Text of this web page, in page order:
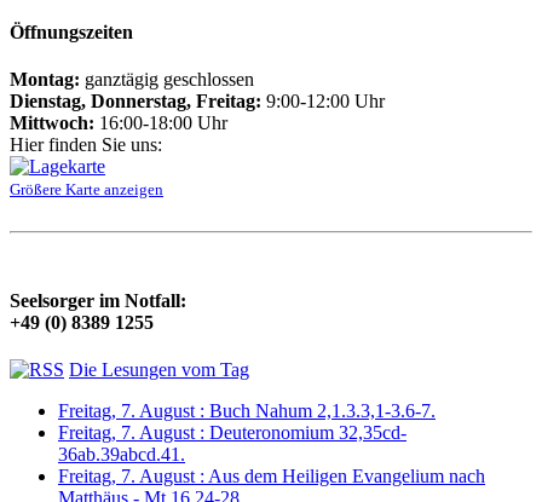
Öffnungszeiten
Montag: ganztägig geschlossen
Dienstag, Donnerstag, Freitag: 9:00-12:00 Uhr
Mittwoch: 16:00-18:00 Uhr
Hier finden Sie uns:
Größere Karte anzeigen
Seelsorger im Notfall:
+49 (0) 8389 1255
Die Lesungen vom Tag
Freitag, 7. August : Buch Nahum 2,1.3.3,1-3.6-7.
Freitag, 7. August : Deuteronomium 32,35cd-
36ab.39abcd.41.
Freitag, 7. August : Aus dem Heiligen Evangelium nach